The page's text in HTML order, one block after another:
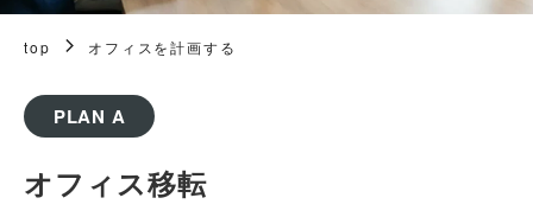
top オフィスを計画する
PLAN A
オフィス移転